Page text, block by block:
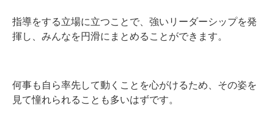
指導をする立場に立つことで、強いリーダーシップを発
揮し、みんなを円滑にまとめることができます。
何事も自ら率先して動くことを心がけるため、その姿を
見て憧れられることも多いはずです。